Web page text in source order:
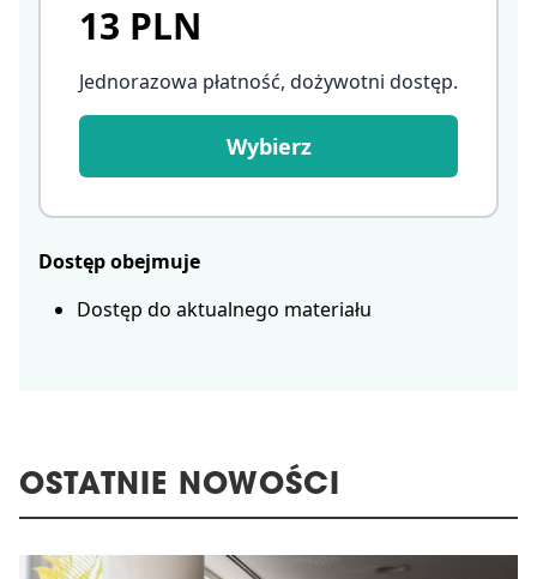
13 PLN
Jednorazowa płatność, dożywotni dostęp.
Wybierz
Dostęp obejmuje
Dostęp do aktualnego materiału
OSTATNIE NOWOŚCI